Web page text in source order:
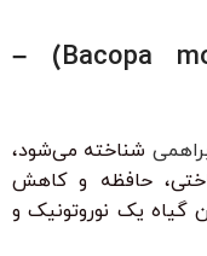
10. باکوپا مونیری (Bacopa monnieri) –
شناخته می‌شود،
حافظه و کاهش
یک نوروتونیک و